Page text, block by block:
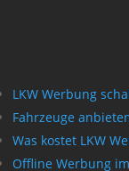
LKW Werbung
Fahrzeuge
Was kostet LKW
Offline Werbung